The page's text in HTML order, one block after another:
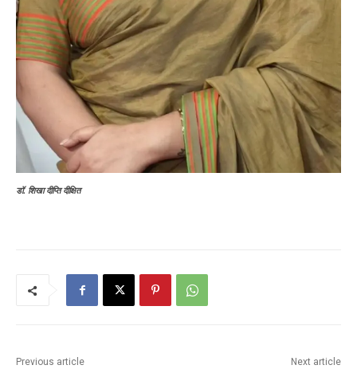
डॉ. शिखा दीप्ति दीक्षित
Previous article Next article